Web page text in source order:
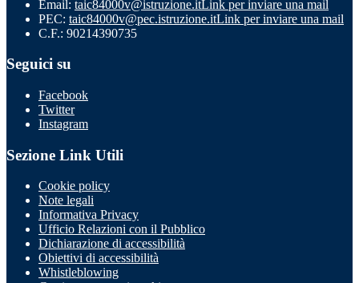
Email: taic84000v@istruzione.itLink per inviare una mail
PEC: taic84000v@pec.istruzione.itLink per inviare una mail
C.F.: 90214390735
Seguici su
Facebook
Twitter
Instagram
Sezione Link Utili
Cookie policy
Note legali
Informativa Privacy
Ufficio Relazioni con il Pubblico
Dichiarazione di accessibilità
Obiettivi di accessibilità
Whistleblowing